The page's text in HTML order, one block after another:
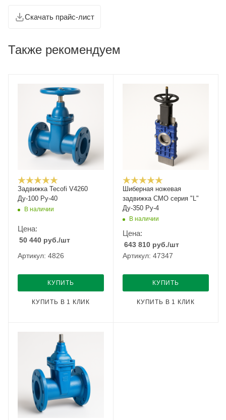
Скачать прайс-лист
Также рекомендуем
Задвижка Tecofi V4260
Ду-100 Ру-40
В наличии
Цена:
50 440 руб./шт
Артикул: 4826
КУПИТЬ
КУПИТЬ В 1 КЛИК
Шиберная ножевая
задвижка CMO серия "L"
Ду-350 Ру-4
В наличии
Цена:
643 810 руб./шт
Артикул: 47347
КУПИТЬ
КУПИТЬ В 1 КЛИК